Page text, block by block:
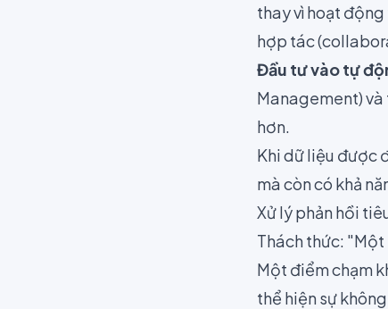
thay vì hoạt
hợp tác
Đầu tư vào tự
Management)
hơn.
Khi dữ liệu được
mà còn có khả
Xử lý phản hồi
Thách thức: "Một
Một điểm chạm
thể hiện sự